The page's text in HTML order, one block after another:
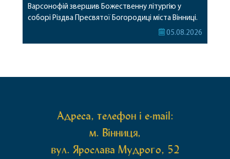
Варсонофій звершив Божественну літургію у
соборі Різдва Пресвятої Богородиці міста Вінниці.
Його Високопреосвященству співслужили05.08.2026
Адреса, телефон і e-mail:
м. Вінниця,
вул. Ярослава Мудрого, 52